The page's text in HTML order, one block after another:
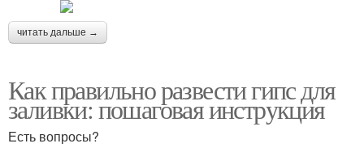
читать дальше →
Как правильно развести гипс для
заливки: пошаговая инструкция
Есть вопросы?